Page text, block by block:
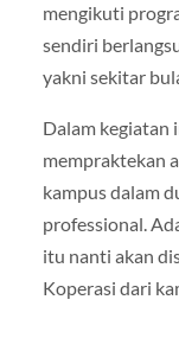
mengikuti
sendiri
yakni sekitar
Dalam kegiatan
mempraktekan
kampus dalam
professional.
itu nanti akan
Koperasi dari